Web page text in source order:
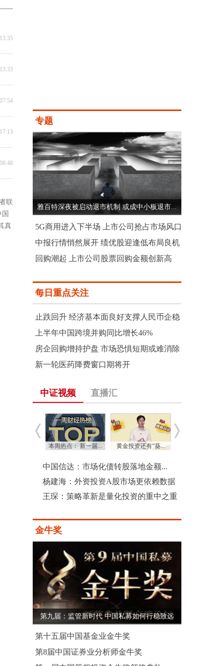
联
真
专题
雅百特深夜被启动退市机制 或成中小板退市...
5G商用进入下半场 上市公司抢占市场风口
中报行情悄然展开 绩优股迎逢低布局良机
回购潮起 上市公司股票回购金额创新高
每日重点关注
止跌回升 经济基本面良好支撑人民币企稳
上半年中国跨境并购同比增长46%
房企回购增持护盘 市场恐惧短期或难消除
新一轮医药降费窗口期将开
中证视频 直播汇
本周热点： 新一届... 黄金投资还有“葵...
中国信达：市场化债转股落地金额...
杨建海：外资投资A股市场更依赖数据
王琛：策略革新是量化投资的重中之重
金牛奖
第九届：监管新时代 中国私募如何行稳致远
第十五届中国基金业金牛奖
第8届中国证券业分析师金牛奖